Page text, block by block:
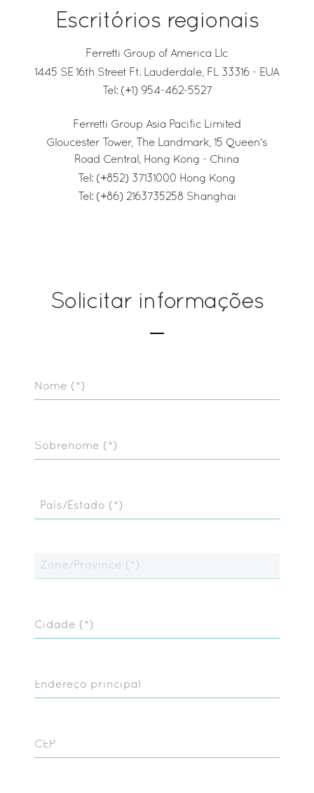
Escritórios regionais
Ferretti Group of America Llc
1445 SE 16th Street Ft. Lauderdale, FL 33316 - EUA
Tel: (+1) 954-462-5527
Ferretti Group Asia Pacific Limited
Gloucester Tower, The Landmark, 15 Queen's
Road Central, Hong Kong - China
Tel: (+852) 37131000 Hong Kong
Tel: (+86) 2163735258 Shanghai
Solicitar informações
Nome (*)
Sobrenome (*)
País/Estado (*)
Zone/Province (*)
Cidade (*)
Endereço principal
CEP